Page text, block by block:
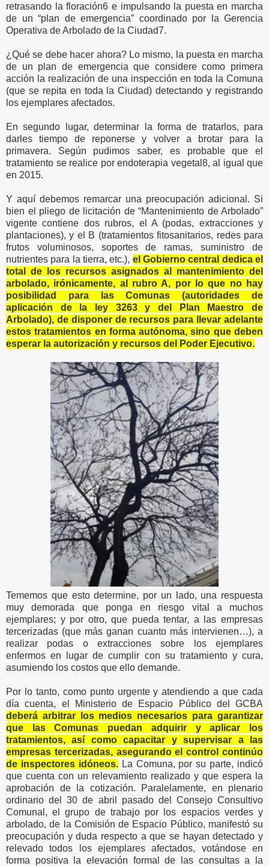
retrasando la floración6 e impulsando la puesta en marcha
de un “plan de emergencia” coordinado por la Gerencia
Operativa de Arbolado de la Ciudad7.
¿Qué se debe hacer ahora? Lo mismo, la puesta en marcha
de un plan de emergencia que considere como primera
acción la realización de una inspección en toda la Comuna
(que se repita en toda la Ciudad) detectando y registrando
los ejemplares afectados.
En segundo lugar, determinar la forma de tratarlos, para
darles tiempo de reponerse y volver a brotar para la
primavera. Según pudimos saber, es probable que el
tratamiento se realice por endoterapia vegetal8, al igual que
en 2015.
Y aquí debemos remarcar una preocupación adicional. Si
bien el pliego de licitación de “Mantenimiento de Arbolado”
vigente contiene dos rubros, el A (podas, extracciones y
plantaciones), y el B (tratamientos fitosanitarios, redes para
frutos voluminosos, soportes de ramas, suministro de
nutrientes para la tierra, etc.), el Gobierno central dedica el
total de los recursos asignados al mantenimiento del
arbolado, irónicamente, al rubro A, por lo que no hay
posibilidad para las Comunas (autoridades de
aplicación de la ley 3263 y del Plan Maestro de
Arbolado), de disponer de recursos para llevar adelante
estos tratamientos en forma autónoma, sino que deben
esperar la autorización y recursos del Poder Ejecutivo.
Tememos que esto determine, por un lado, una respuesta
muy demorada que ponga en riesgo vital a muchos
ejemplares; y por otro, que pueda tentar, a las empresas
tercerizadas (que más ganan cuanto más intervienen…), a
realizar podas o extracciones sobre los ejemplares
enfermos en lugar de cumplir con su tratamiento y cura,
asumiendo los costos que ello demande.
Por lo tanto, como punto urgente y atendiendo a que cada
día cuenta, el Ministerio de Espacio Público del GCBA
deberá arbitrar los medios necesarios para garantizar
que las Comunas puedan adquirir y aplicar los
tratamientos, así como capacitar y supervisar a las
empresas tercerizadas, asegurando el control continúo
de inspectores idóneos.La Comuna, por su parte, indicó
que cuenta con un relevamiento realizado y que espera la
aprobación de la cotización. Paralelamente, en plenario
ordinario del 30 de abril pasado del Consejo Consultivo
Comunal, el grupo de trabajo por los espacios verdes y
arbolado, de la Comisión de Espacio Público, manifestó su
preocupación y duda respecto a que se hayan detectado y
relevado todos los ejemplares afectados, votándose en
forma positiva la elevación formal de las consultas a la